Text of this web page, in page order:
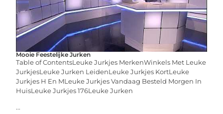
Mooie Feestelijke Jurken
Table of ContentsLeuke Jurkjes MerkenWinkels Met Leuke
JurkjesLeuke Jurken LeidenLeuke Jurkjes KortLeuke
Jurkjes H En MLeuke Jurkjes Vandaag Besteld Morgen In
HuisLeuke Jurkjes 176Leuke Jurken
...